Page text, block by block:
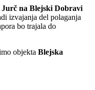
Jurč na Blejski Dobravi
izvajanja del polaganja
bo trajala do
objekta Blejska